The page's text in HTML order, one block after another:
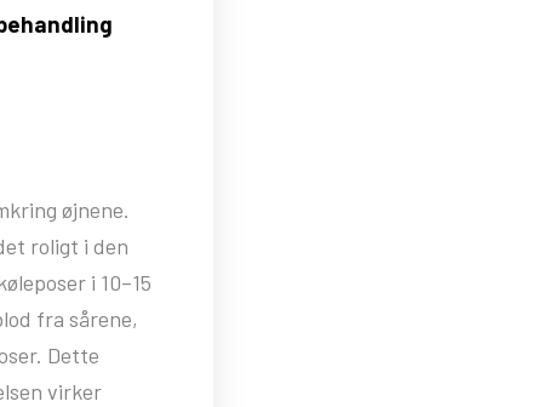
øjnene.
roligt i den
i 10–15
fra sårene,
Dette
virker